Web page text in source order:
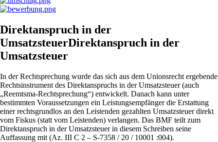
Direktanspruch in der
UmsatzsteuerDirektanspruch in der
Umsatzsteuer
In der Rechtsprechung wurde das sich aus dem Unionsrecht ergebende
Rechtsinstrument des Direktanspruchs in der Umsatzsteuer (auch
„Reemtsma-Rechtsprechung“) entwickelt. Danach kann unter
bestimmten Voraussetzungen ein Leistungsempfänger die Erstattung
einer rechtsgrundlos an den Leistenden gezahlten Umsatzsteuer direkt
vom Fiskus (statt vom Leistenden) verlangen. Das BMF teilt zum
Direktanspruch in der Umsatzsteuer in diesem Schreiben seine
Auffassung mit (Az. III C 2 – S-7358 / 20 / 10001 :004).